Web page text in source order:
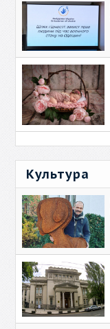
Культура